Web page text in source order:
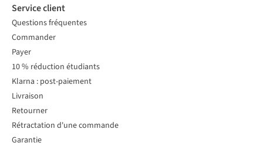
Service client
Questions fréquentes
Commander
Payer
10 % réduction étudiants
Klarna : post-paiement
Livraison
Retourner
Rétractation d'une commande
Garantie